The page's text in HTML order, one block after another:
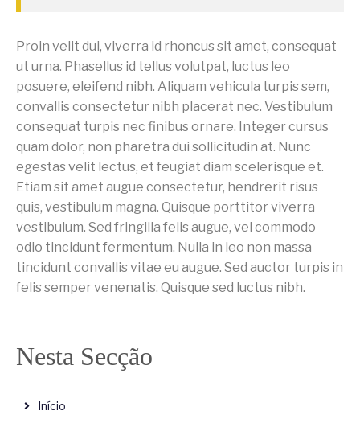
Proin velit dui, viverra id rhoncus sit amet, consequat
ut urna. Phasellus id tellus volutpat, luctus leo
posuere, eleifend nibh. Aliquam vehicula turpis sem,
convallis consectetur nibh placerat nec. Vestibulum
consequat turpis nec finibus ornare. Integer cursus
quam dolor, non pharetra dui sollicitudin at. Nunc
egestas velit lectus, et feugiat diam scelerisque et.
Etiam sit amet augue consectetur, hendrerit risus
quis, vestibulum magna. Quisque porttitor viverra
vestibulum. Sed fringilla felis augue, vel commodo
odio tincidunt fermentum. Nulla in leo non massa
tincidunt convallis vitae eu augue. Sed auctor turpis in
felis semper venenatis. Quisque sed luctus nibh.
Nesta Secção
Início